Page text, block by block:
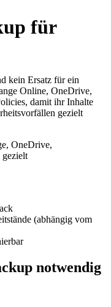
für
kein Ersatz für ein
Online, OneDrive,
damit ihr Inhalte
gezielt
(abhängig vom
notwendig